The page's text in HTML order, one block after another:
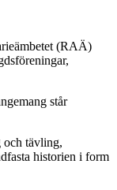
(RAÄ)
står
och tävling,
historien i form